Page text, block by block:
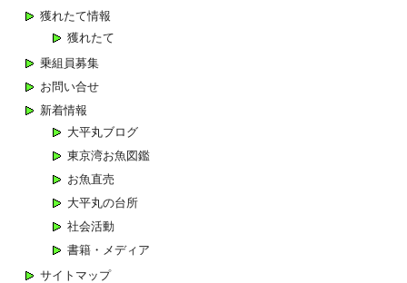
獲れたて情報
獲れたて
乗組員募集
お問い合せ
新着情報
大平丸ブログ
東京湾お魚図鑑
お魚直売
大平丸の台所
社会活動
書籍・メディア
サイトマップ